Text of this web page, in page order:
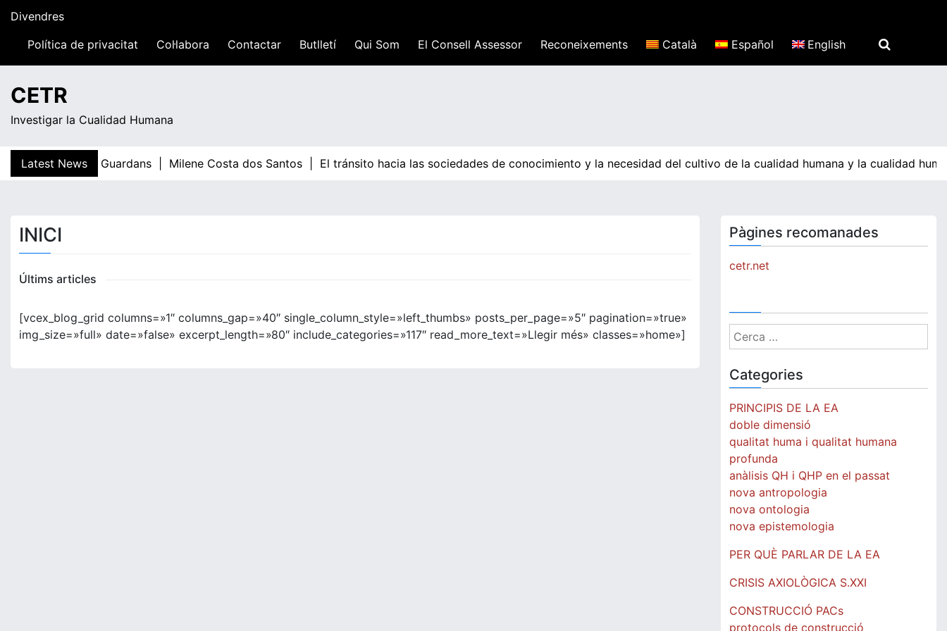
content
Divendres
07:08Política de privacitat Col·labora Contactar Butlletí Qui Som El Consell Assessor Reconeixements Català Español English
CETR
Investigar la Cualidad Humana
Latest NewsTeresa Guardans | Milene Costa dos Santos | El tránsito hacia las sociedades de conocimiento y la necesidad del cultivo de la cualidad humana y la cualidad
INICI
Últims articles
[vcex_blog_grid columns=»1″ columns_gap=»40″ single_column_style=»left_thumbs» posts_per_page=»5″ pagination=»true»
img_size=»full» date=»false» excerpt_length=»80″ include_categories=»117″ read_more_text=»Llegir més» classes=»home»]
Pàgines recomanades
cetr.net
Cerca:
Categories
PRINCIPIS DE LA EA
doble dimensió
qualitat huma i qualitat humana
profunda
anàlisis QH i QHP en el passat
nova antropologia
nova ontologia
nova epistemologia
PER QUÈ PARLAR DE LA EA
CRISIS AXIOLÒGICA S.XXI
CONSTRUCCIÓ PACs
protocols de construcció